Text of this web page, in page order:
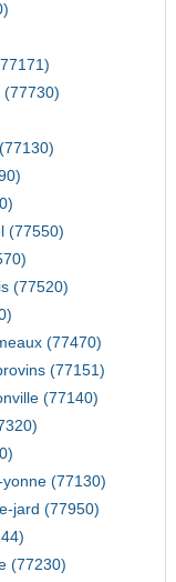
(77730)
(77550)
(77520)
(77470)
(77151)
(77140)
(77130)
jard (77950)
(77230)